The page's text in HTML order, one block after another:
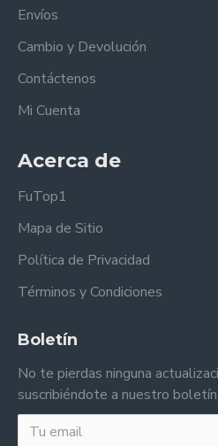
Envíos
Cambio y Devolución
Contáctenos
Mi Cuenta
Acerca de
FuTop1
Mapa de Sitio
Política de Privacidad
Términos y Condiciones
Boletín
No te pierdas ninguna
suscribiéndote a nuestro boletín.